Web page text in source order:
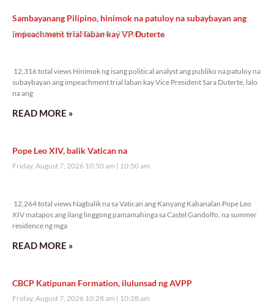
Sambayanang Pilipino, hinimok na patuloy na subaybayan ang
impeachment trial laban kay VP Duterte
Friday, August 7, 2026 2:01 pm 2:01 pm
12,316 total views Hinimok ng isang political analyst ang publiko na patuloy na
subaybayan ang impeachment trial laban kay Vice President Sara Duterte, lalo
na ang
READ MORE »
Pope Leo XIV, balik Vatican na
Friday, August 7, 2026 10:50 am 10:50 am
12,264 total views Nagbalik na sa Vatican ang Kanyang Kabanalan Pope Leo
XIV matapos ang ilang linggong pamamahinga sa Castel Gandolfo, na summer
residence ng mga
READ MORE »
CBCP Katipunan Formation, ilulunsad ng AVPP
Friday, August 7, 2026 10:28 am 10:28 am